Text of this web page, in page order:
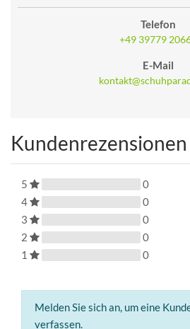
Telefon
+49 39779
E-Mail
Kundenrezensionen
5
0
4
0
3
0
2
0
1
0
Melden Sie sich an, um eine
verfassen.